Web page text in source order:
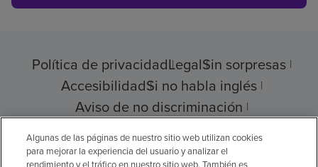
Política de privacidadLegalSin sorpresas
AccesibilidadSi no habla inglés
Aviso de no discriminación
Cumplimiento de los proveedores
Algunas de las páginas de nuestro sitio web utilizan cookies
para mejorar la experiencia del usuario y analizar el